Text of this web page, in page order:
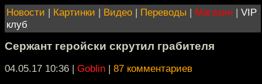
Новости | Картинки | Видео | Переводы | Магазин | VIP
клуб
Сержант геройски скрутил грабителя
04.05.17 10:36 | Goblin | 87 комментариев